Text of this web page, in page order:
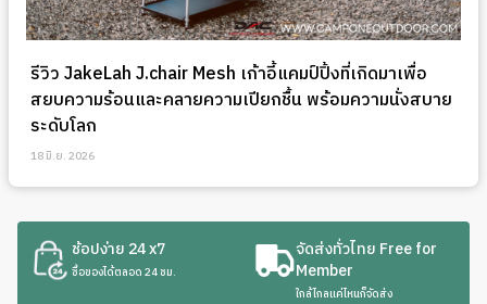
รีวิว JakeLah J.chair Mesh เก้าอี้แคมป์ปิ้งที่เกิดมาเพื่อ
สยบความร้อนและคลายความเปียกชื้น พร้อมความนั่งสบาย
ระดับโลก
18 มิ.ย. 2026
ช้อปง่าย 24 x7
ซื้อของได้ตลอด 24 ชม.
จัดส่งทั่วไทย Free for
Member
ใกล้ไกลแค่ไหนก็จัดส่ง